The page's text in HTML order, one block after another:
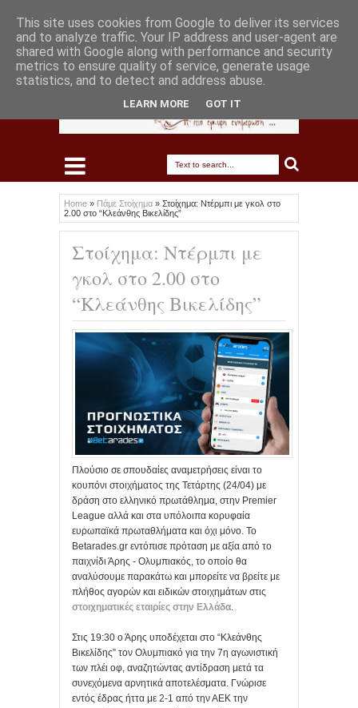
Home » Πάμε Στοίχημα » Στοίχημα: Ντέρμπι με γκολ στο
2.00 στο “Κλεάνθης Βικελίδης”
Στοίχημα: Ντέρμπι με
γκολ στο 2.00 στο
“Κλεάνθης Βικελίδης”
Πλούσιο σε σπουδαίες αναμετρήσεις είναι το
κουπόνι στοιχήματος της Τετάρτης (24/04) με
δράση στο ελληνικό πρωτάθλημα, στην Premier
League αλλά και στα υπόλοιπα κορυφαία
ευρωπαϊκά πρωταθλήματα και όχι μόνο. Το
Betarades.gr εντόπισε πρόταση με αξία από το
παιχνίδι Άρης - Ολυμπιακός, το οποίο θα
αναλύσουμε παρακάτω και μπορείτε να βρείτε με
πλήθος αγορών και ειδικών στοιχημάτων στις
στοιχηματικές εταιρίες στην Ελλάδα.
Στις 19:30 ο Άρης υποδέχεται στο “Κλεάνθης
Βικελίδης” τον Ολυμπιακό για την 7η αγωνιστική
των πλέι οφ, αναζητώντας αντίδραση μετά τα
συνεχόμενα αρνητικά αποτελέσματα. Γνώρισε
εντός έδρας ήττα με 2-1 από την ΑΕΚ την
This site uses cookies from Google to deliver its services
and to analyze traffic. Your IP address and user-agent are
shared with Google along with performance and security
metrics to ensure quality of service, generate usage
statistics, and to detect and address abuse.
LEARN MORE GOT IT